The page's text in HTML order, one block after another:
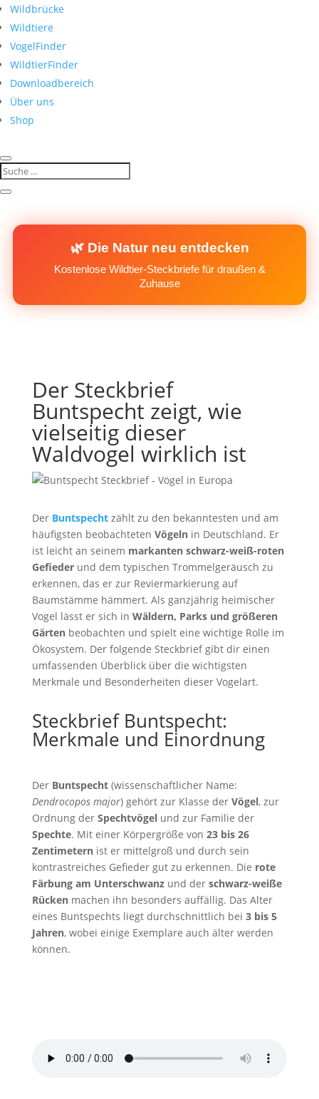
Wildbrücke
Wildtiere
VogelFinder
WildtierFinder
Downloadbereich
Über uns
Shop
🌿 Die Natur neu entdecken
Kostenlose Wildtier-Steckbriefe für draußen &
Zuhause
Der Steckbrief
Buntspecht zeigt, wie
vielseitig dieser
Waldvogel wirklich ist
Der Buntspecht zählt zu den bekanntesten und am
häufigsten beobachteten Vögelnin Deutschland. Er
ist leicht an seinem markanten schwarz-weiß-roten
Gefiederund dem typischen Trommelgeräusch zu
erkennen, das er zur Reviermarkierung auf
Baumstämme hämmert. Als ganzjährig heimischer
Vogel lässt er sich in Wäldern, Parks und größeren
Gärtenbeobachten und spielt eine wichtige Rolle im
Ökosystem. Der folgende Steckbrief gibt dir einen
umfassenden Überblick über die wichtigsten
Merkmale und Besonderheiten dieser Vogelart.
Steckbrief Buntspecht:
Merkmale und Einordnung
Der Buntspecht(wissenschaftlicher Name:
Dendrocopos major) gehört zur Klasse der Vögel, zur
Ordnung der Spechtvögelund zur Familie der
Spechte. Mit einer Körpergröße von 23 bis 26
Zentimeternist er mittelgroß und durch sein
kontrastreiches Gefieder gut zu erkennen. Die rote
Färbung am Unterschwanzund der schwarz-weiße
Rückenmachen ihn besonders auffällig. Das Alter
eines Buntspechts liegt durchschnittlich bei 3 bis 5
Jahren, wobei einige Exemplare auch älter werden
können.